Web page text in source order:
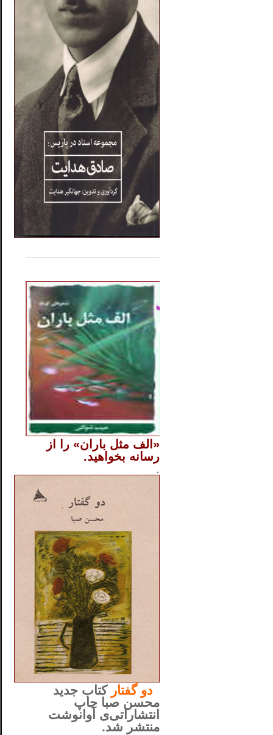
«الف مثل باران» را از
رسانه بخواهید.
.
دوگفتار کتاب جدید
محسن صبا چاپ
انتشاراتی‌ی آوانوشت
منتشر شد.